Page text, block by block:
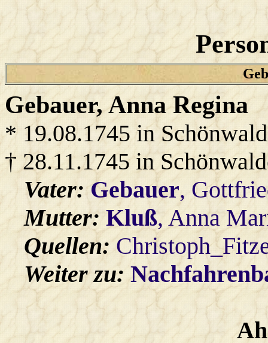
Gebauer, Anna Regina
* 19.08.1745 in
† 28.11.1745 in
Vater:Gebauer,
Mutter: Kluß, Anna
Quellen:
Weiter zu: